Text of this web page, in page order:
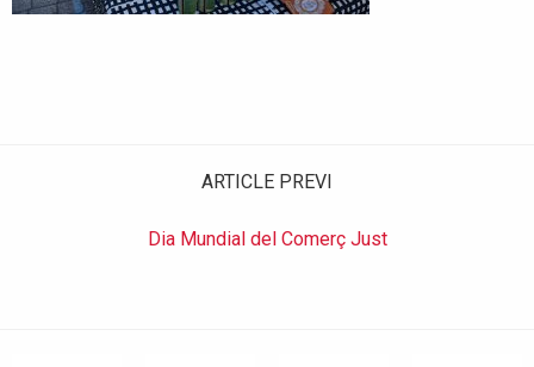
ARTICLE PREVI
Dia Mundial del Comerç Just